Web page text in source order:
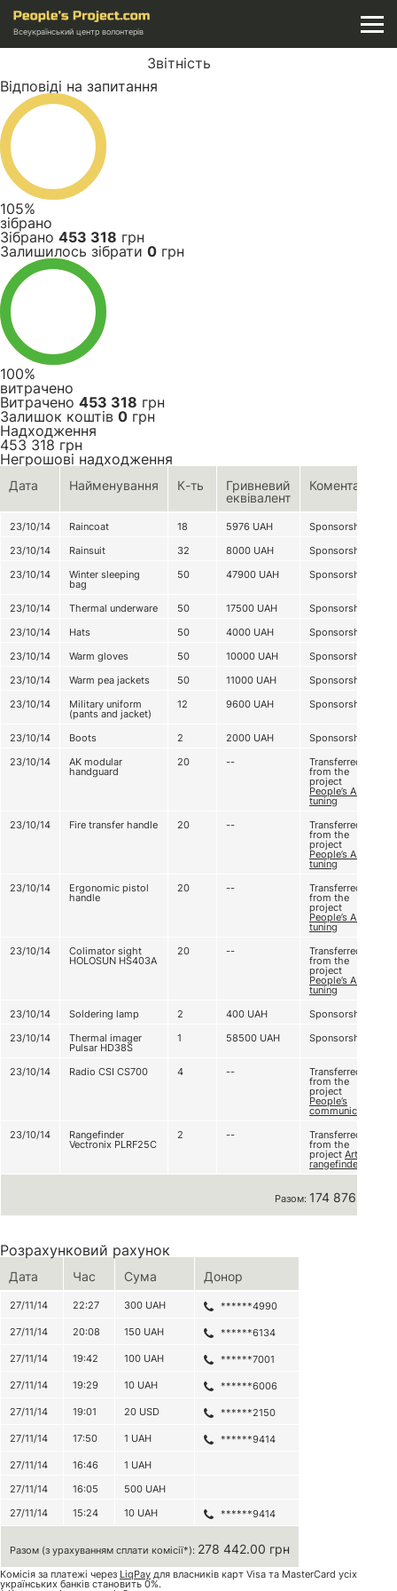
Всеукраїнський центр волонтерів
Звітність
Відповіді на запитання
105%
зібрано
Зібрано 453 318 грн
Залишилось зібрати 0 грн
100%
витрачено
Витрачено 453 318 грн
Залишок коштів 0 грн
Надходження
453 318 грн
Негрошові надходження
Дата Найменування К-ть
Гривневий
еквівалент
Коментар
23/10/14 Raincoat 18 5976 UAH
Sponsorship
23/10/14
Rainsuit 32 8000 UAH
Sponsorship
23/10/14
Winter sleeping
bag
50 47900 UAH Sponsorship
23/10/14 Thermal underware 50 17500 UAH
Sponsorship
23/10/14
Hats 50 4000 UAH
Sponsorship
23/10/14
Warm gloves 50 10000 UAH
Sponsorship
23/10/14
Warm pea jackets 50 11000 UAH
Sponsorship
23/10/14
Military uniform
(pants and jacket)
12 9600 UAH Sponsorship
23/10/14 Boots 2 2000 UAH
Sponsorship
23/10/14
AK modular
handguard
20 -- Transferred
from the
project
People’s AK
tuning
23/10/14
Fire transfer handle 20 -- Transferred
from the
project
People’s AK
tuning
23/10/14
Ergonomic pistol
handle
20 -- Transferred
from the
project
People’s AK
tuning
23/10/14
Colimator sight
HOLOSUN HS403A
20 -- Transferred
from the
project
People’s AK
tuning
23/10/14
Soldering lamp 2 400 UAH
Sponsorship
23/10/14
Thermal imager
Pulsar HD38S
1 58500 UAH Sponsorship
23/10/14 Radio CSI CS700 4 -- Transferred
from the
project
People’s
communication
23/10/14
Rangefinder
Vectronix PLRF25C
2 -- Transferred
from the
project Artillery
rangefinder
Разом: 174 876 грн
Розрахунковий рахунок
Дата Час Сума Донор
27/11/14 22:27 300 UAH ******4990
27/11/14 20:08 150 UAH ******6134
27/11/14 19:42 100 UAH ******7001
27/11/14 19:29 10 UAH ******6006
27/11/14 19:01 20 USD ******2150
27/11/14 17:50 1 UAH ******9414
27/11/14 16:46 1 UAH
27/11/14
16:05 500 UAH
27/11/14
15:24 10 UAH ******9414
Разом (з урахуванням сплати комісії*): 278 442.00 грн
Комісія за платежі через LiqPay для власників карт Visa та MasterCard усіх
українських банків становить 0%.